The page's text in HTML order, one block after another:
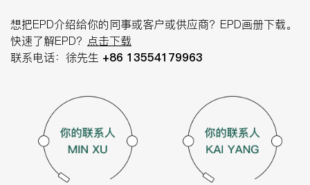
想把EPD介绍给你的同事或客户或供应商？EPD画册下载。
快速了解EPD？ 点击下载
联系电话：徐先生 +86 13554179963